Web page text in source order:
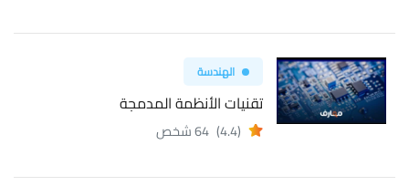
الهندسة
تقنيات الأنظمة المدمجة
(4.4) 64 شخص